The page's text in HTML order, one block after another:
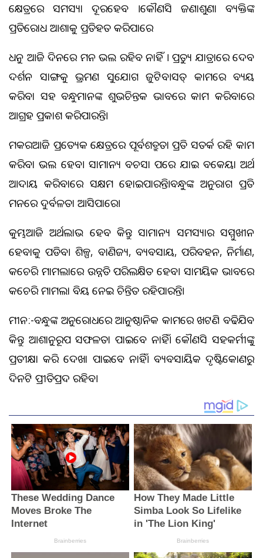
କ୍ଷେତ୍ରରେ ସମସ୍ୟା ଦୂରହେବ ।କୌଣସି ଜଣାଶୁଣା ବ୍ୟକ୍ତିଙ୍କ
ପ୍ରତିରୋଧ ଆଶାକୁ ପ୍ରତିହତ କରିପାରେ
ଧନୁ ଆଜି ଦିନରେ ମନ ଭଲ ରହିବ ନାହିଁ । ପ୍ରତ୍ୟୁଷ ଯାତ୍ରାରେ ଦେବ
ଦର୍ଶନ ସାଙ୍ଗକୁ ଭ୍ରମଣ ସୁଯୋଗ ଜୁଟିବ।ସତ୍‌ କାମରେ ବ୍ୟୟ
କରିବା ସହ ବନ୍ଧୁମାନଙ୍କ ଶୁଭଚିନ୍ତକ ଭାବରେ କାମ କରିବାରେ
ଆଗ୍ରହ ପ୍ରକାଶ କରିପାରନ୍ତି।
ମକରଆଜି ପ୍ରତ୍ୟେକ କ୍ଷେତ୍ରରେ ପୂର୍ବଶତ୍ରୁତା ପ୍ରତି ସତର୍କ ରହି କାମ
କରିବା ଭଲ ହେବ। ସାମାନ୍ୟ ବଚସା ପରେ ଯାଇ ବକେୟା ଅର୍ଥ
ଆଦାୟ କରିବାରେ ସକ୍ଷମ ହୋଇପାରନ୍ତି।ବନ୍ଧୁଙ୍କ ଅନୁରାଗ ପ୍ରତି
ମନରେ ଦୁର୍ବଳତା ଆସିପାରେ।
କୁମ୍ଭଆଜି ଅର୍ଥଲାଭ ହେବ କିନ୍ତୁ ସାମାନ୍ୟ ସମସ୍ୟାର ସମ୍ମୁଖୀନ
ହେବାକୁ ପଡିବ। ଶିଳ୍ପ, ବାଣିଜ୍ୟ, ବ୍ୟବସାୟ, ପରିବହନ, ନିର୍ମାଣ,
କଚେରି ମାମଲାରେ ଉନ୍ନତି ପରିଲକ୍ଷିତ ହେବ। ସାମୟିକ ଭାବରେ
କଚେରି ମାମଲା ବିଷୟ ନେଇ ଚିନ୍ତିତ ରହିପାରନ୍ତି।
ମୀନ:-ବନ୍ଧୁଙ୍କ ଅନୁରୋଧରେ ଆନୁଷ୍ଠାନିକ କାମରେ ଖଟଣି ବଢିଯିବ
କିନ୍ତୁ ଆଶାନୁରୂପ ସଫଳତା ପାଇବେ ନାହିଁ। କୌଣସି ସହକର୍ମୀଙ୍କୁ
ପ୍ରତୀକ୍ଷା କରି ଦେଖା ପାଇବେ ନାହିଁ। ବ୍ୟବସାୟିକ ଦୃଷ୍ଟିକୋଣରୁ
ଦିନଟି ପ୍ରୀତିପ୍ରଦ ରହିବ।